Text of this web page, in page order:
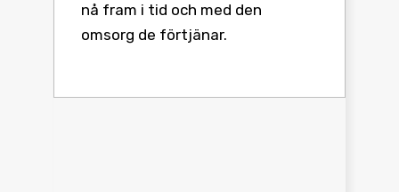
nå fram i tid och med den
omsorg de förtjänar.